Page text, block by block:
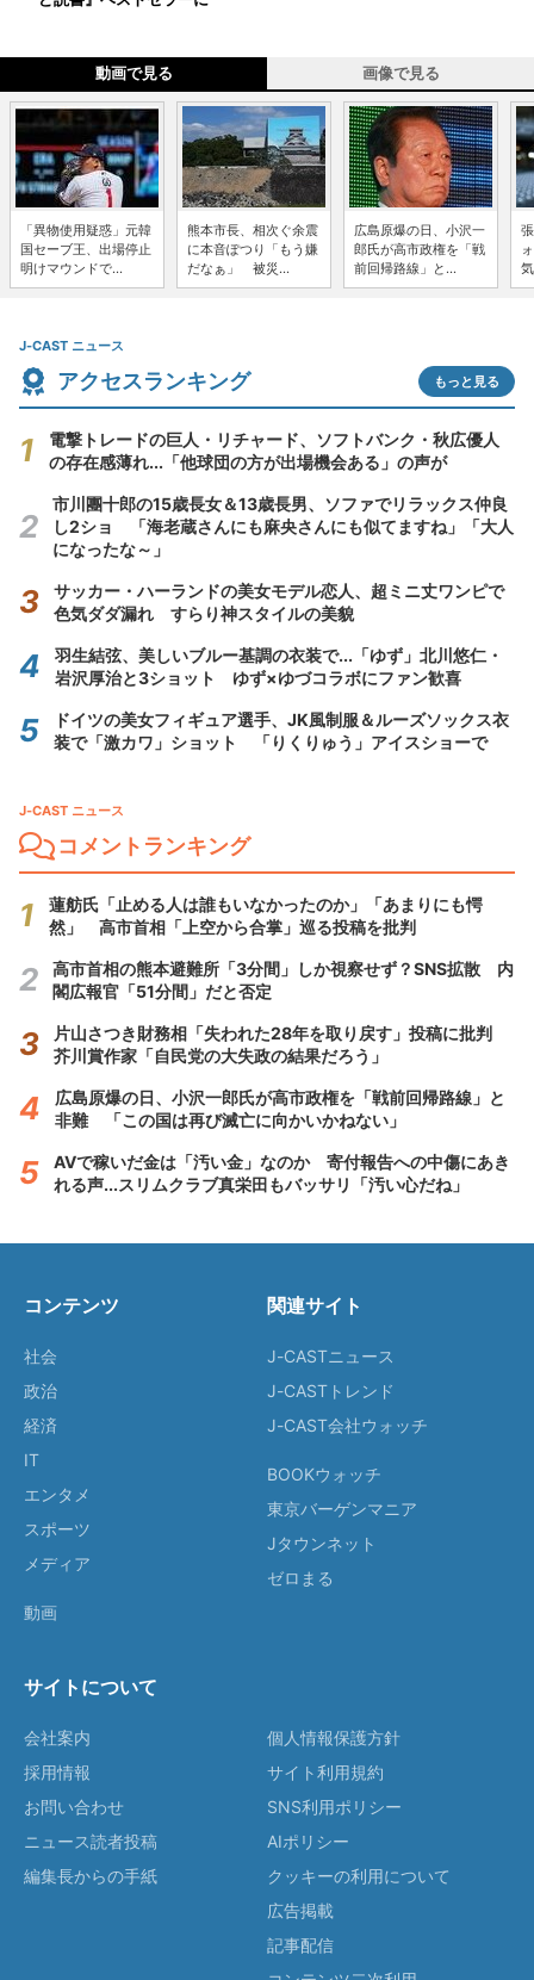
動画で見る 画像で見る
「異物使用疑惑」元韓
国セーブ王、出場停止
明けマウンドで...
熊本市長、相次ぐ余震
に本音ぽつり「もう嫌
だなぁ」 被災...
広島原爆の日、小沢一
郎氏が高市政権を「戦
前回帰路線」と...
J-CAST ニュース
アクセスランキング もっと見る
電撃トレードの巨人・リチャード、ソフトバンク・秋広優人
の存在感薄れ...「他球団の方が出場機会ある」の声が
市川團十郎の15歳長女＆13歳長男、ソファでリラックス仲良
し2ショ 「海老蔵さんにも麻央さんにも似てますね」「大人
になったな～」
サッカー・ハーランドの美女モデル恋人、超ミニ丈ワンピで
色気ダダ漏れ すらり神スタイルの美貌
羽生結弦、美しいブルー基調の衣装で...「ゆず」北川悠仁・
岩沢厚治と3ショット ゆず×ゆづコラボにファン歓喜
ドイツの美女フィギュア選手、JK風制服＆ルーズソックス衣
装で「激カワ」ショット 「りくりゅう」アイスショーで
J-CAST ニュース
コメントランキング
蓮舫氏「止める人は誰もいなかったのか」「あまりにも愕
然」 高市首相「上空から合掌」巡る投稿を批判
高市首相の熊本避難所「3分間」しか視察せず？SNS拡散 内
閣広報官「51分間」だと否定
片山さつき財務相「失われた28年を取り戻す」投稿に批判
芥川賞作家「自民党の大失政の結果だろう」
広島原爆の日、小沢一郎氏が高市政権を「戦前回帰路線」と
非難 「この国は再び滅亡に向かいかねない」
AVで稼いだ金は「汚い金」なのか 寄付報告への中傷にあき
れる声...スリムクラブ真栄田もバッサリ「汚い心だね」
コンテンツ
社会
政治
経済
IT
エンタメ
スポーツ
メディア
動画
関連サイト
J-CASTニュース
J-CASTトレンド
J-CAST会社ウォッチ
BOOKウォッチ
東京バーゲンマニア
Jタウンネット
ゼロまる
サイトについて
会社案内
採用情報
お問い合わせ
ニュース読者投稿
編集長からの手紙
個人情報保護方針
サイト利用規約
SNS利用ポリシー
AIポリシー
クッキーの利用について
広告掲載
記事配信